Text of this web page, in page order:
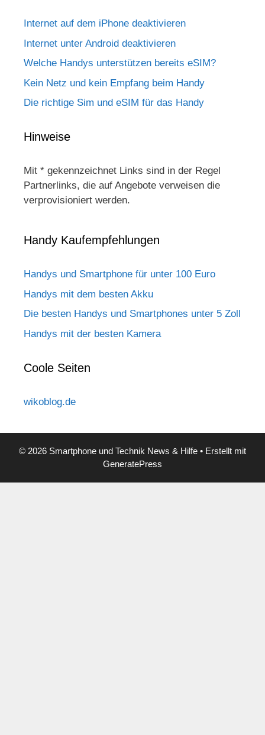
Internet auf dem iPhone deaktivieren
Internet unter Android deaktivieren
Welche Handys unterstützen bereits eSIM?
Kein Netz und kein Empfang beim Handy
Die richtige Sim und eSIM für das Handy
Hinweise
Mit * gekennzeichnet Links sind in der Regel
Partnerlinks, die auf Angebote verweisen die
verprovisioniert werden.
Handy Kaufempfehlungen
Handys und Smartphone für unter 100 Euro
Handys mit dem besten Akku
Die besten Handys und Smartphones unter 5 Zoll
Handys mit der besten Kamera
Coole Seiten
wikoblog.de
© 2026 Smartphone und Technik News & Hilfe • Erstellt mit
GeneratePress